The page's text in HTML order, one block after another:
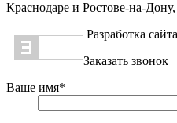
Краснодаре и Ростове-на-
Разработка сайта
Заказать звонок
Ваше имя*